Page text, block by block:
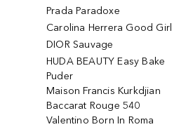
Prada Paradoxe
Carolina Herrera Good Girl
DIOR Sauvage
HUDA BEAUTY Easy Bake
Puder
Maison Francis Kurkdjian
Baccarat Rouge 540
Valentino Born In Roma